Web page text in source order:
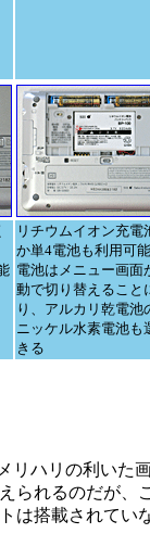
リチウムイオン充電
か単4電池も利用可
電池はメニュー画面
動で切り替えること
り、アルカリ乾電池
ニッケル水素電池も
きる
ハリの利いた
られるのだが、
搭載されてい